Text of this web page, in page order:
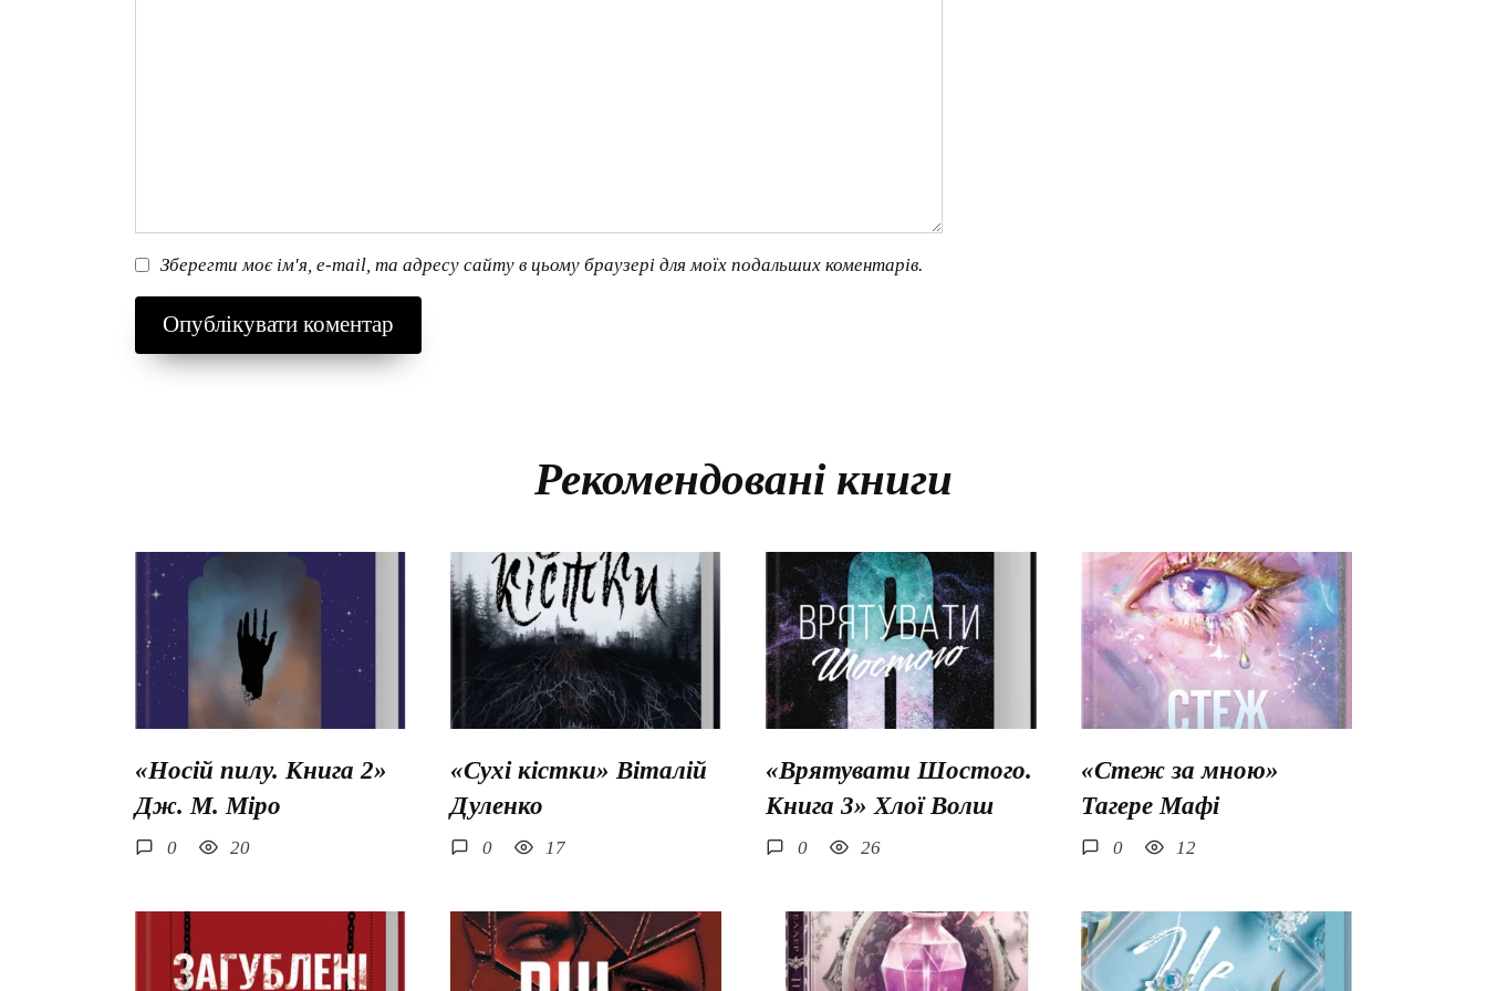
Зберегти моє ім'я, e-mail, та адресу сайту в цьому браузері для моїх подальших коментарів.
Рекомендовані книги
«Носій пилу. Книга 2»
Дж. М. Міро
0 20
«Сухі кістки» Віталій
Дуленко
0 17
«Врятувати Шостого.
Книга 3» Хлої Волш
0 26
«Стеж за мною»
Тагере Мафі
0 12